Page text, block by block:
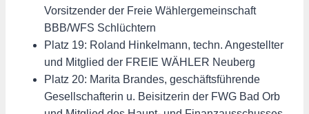
Vorsitzender der Freie Wählergemeinschaft
BBB/WFS Schlüchtern
Platz 19: Roland Hinkelmann, techn. Angestellter
und Mitglied der FREIE WÄHLER Neuberg
Platz 20: Marita Brandes, geschäftsführende
Gesellschafterin u. Beisitzerin der FWG Bad Orb